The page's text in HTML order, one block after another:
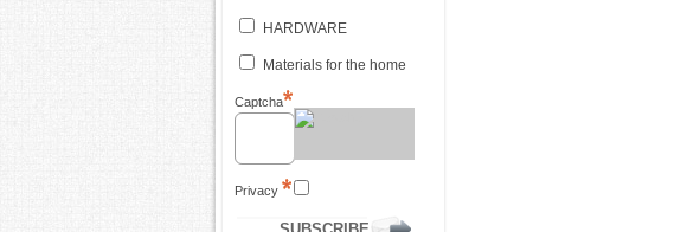
HARDWARE
Materials for the home
Captcha
Privacy